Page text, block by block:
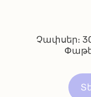
Չափսեր։